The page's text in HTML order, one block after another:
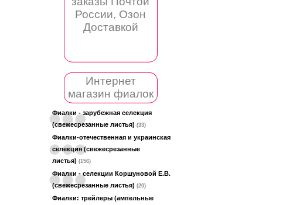
России, Озон
Доставкой
Интернет
магазин фиалок
Фиалки - зарубежная селекция
(свежесрезанные листья) (33)
Фиалки-отечественная и украинская
селекция (свежесрезанные
листья) (156)
Фиалки - селекции Коршуновой Е.В.
(свежесрезанные листья) (20)
Фиалки: трейлеры (ампельные